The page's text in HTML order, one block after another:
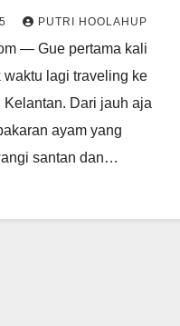
PUTRI HOOLAHUP
— Gue pertama kali
lagi traveling ke
Kelantan. Dari jauh aja
ayam yang
santan dan…